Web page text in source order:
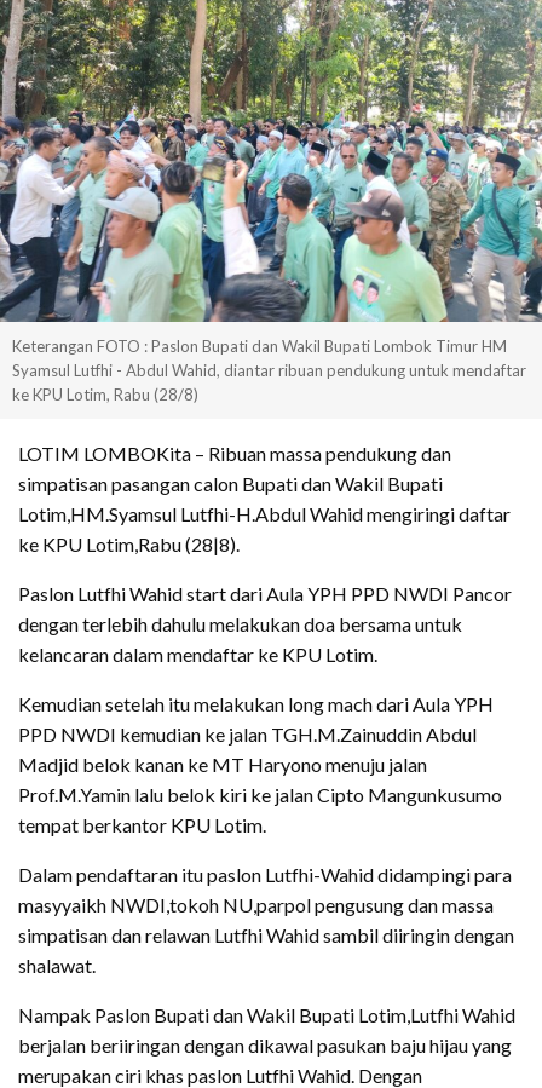
Keterangan FOTO : Paslon Bupati dan Wakil Bupati Lombok Timur HM
Syamsul Lutfhi - Abdul Wahid, diantar ribuan pendukung untuk mendaftar
ke KPU Lotim, Rabu (28/8)
LOTIM LOMBOKita – Ribuan massa pendukung dan
simpatisan pasangan calon Bupati dan Wakil Bupati
Lotim,HM.Syamsul Lutfhi-H.Abdul Wahid mengiringi daftar
ke KPU Lotim,Rabu (28|8).
Paslon Lutfhi Wahid start dari Aula YPH PPD NWDI Pancor
dengan terlebih dahulu melakukan doa bersama untuk
kelancaran dalam mendaftar ke KPU Lotim.
Kemudian setelah itu melakukan long mach dari Aula YPH
PPD NWDI kemudian ke jalan TGH.M.Zainuddin Abdul
Madjid belok kanan ke MT Haryono menuju jalan
Prof.M.Yamin lalu belok kiri ke jalan Cipto Mangunkusumo
tempat berkantor KPU Lotim.
Dalam pendaftaran itu paslon Lutfhi-Wahid didampingi para
masyyaikh NWDI,tokoh NU,parpol pengusung dan massa
simpatisan dan relawan Lutfhi Wahid sambil diiringin dengan
shalawat.
Nampak Paslon Bupati dan Wakil Bupati Lotim,Lutfhi Wahid
berjalan beriiringan dengan dikawal pasukan baju hijau yang
merupakan ciri khas paslon Lutfhi Wahid. Dengan